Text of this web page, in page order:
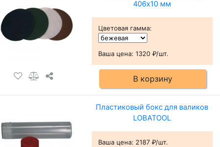
406х10 мм
Цветовая гамма:
Ваша цена: 1320 ₽/шт.
В корзину
Пластиковый бокс для валиков
LOBATOOL
Ваша цена: 2187 ₽/шт.